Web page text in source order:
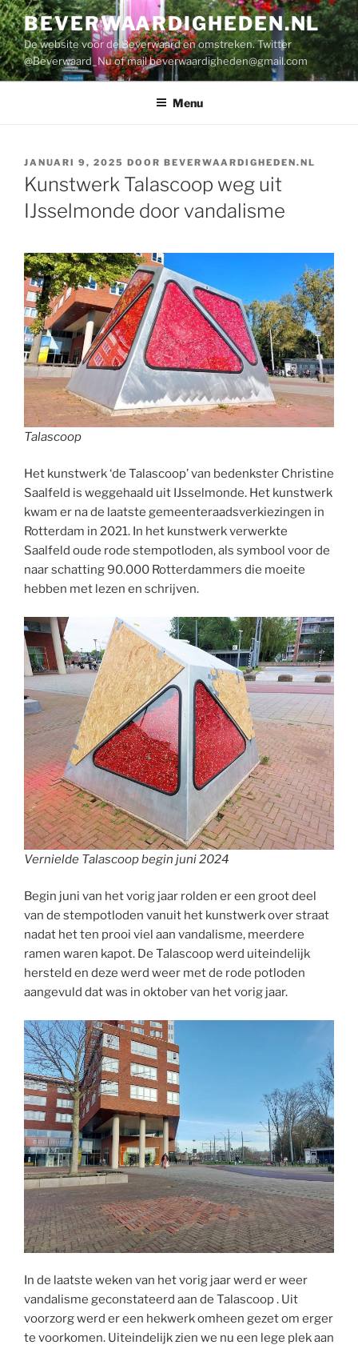
Ga
naar
de
inhoud
BEVERWAARDIGHEDEN.NL
De website voor de Beverwaard en omstreken. Twitter
@Beverwaard_Nu of mailbeverwaardigheden@gmail.com
Menu
GEPLAATST
OP
JANUARI 9, 2025 DOOR BEVERWAARDIGHEDEN.NL
Kunstwerk Talascoop weg uit
IJsselmonde door vandalisme
Talascoop
Het kunstwerk ‘de Talascoop’ van bedenkster Christine
Saalfeld is weggehaald uit IJsselmonde. Het kunstwerk
kwam er na de laatste gemeenteraadsverkiezingen in
Rotterdam in 2021. In het kunstwerk verwerkte
Saalfeld oude rode stempotloden, als symbool voor de
naar schatting 90.000 Rotterdammers die moeite
hebben met lezen en schrijven.
Vernielde Talascoop begin juni 2024
Begin juni van het vorig jaar rolden er een groot deel
van de stempotloden vanuit het kunstwerk over straat
nadat het ten prooi viel aan vandalisme, meerdere
ramen waren kapot. De Talascoop werd uiteindelijk
hersteld en deze werd weer met de rode potloden
aangevuld dat was in oktober van het vorig jaar.
In de laatste weken van het vorig jaar werd er weer
vandalisme geconstateerd aan de Talascoop . Uit
voorzorg werd er een hekwerk omheen gezet om erger
te voorkomen. Uiteindelijk zien we nu een lege plek aan